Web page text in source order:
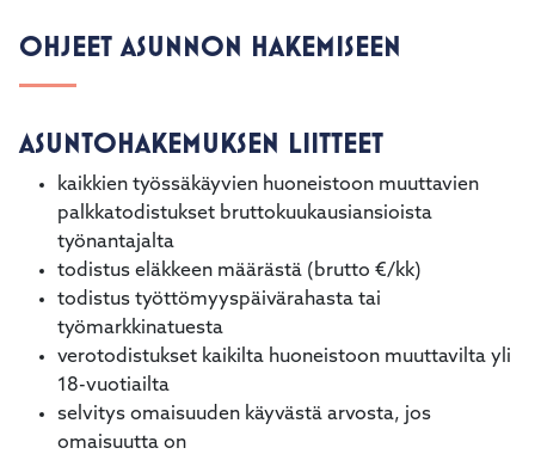
ja
OHJEET ASUNNON HAKEMISEEN
ASUNTOHAKEMUKSEN LIITTEET
kaikkien työssäkäyvien huoneistoon muuttavien
palkkatodistukset bruttokuukausiansioista
työnantajalta
todistus eläkkeen määrästä (brutto €/kk)
todistus työttömyyspäivärahasta tai
työmarkkinatuesta
verotodistukset kaikilta huoneistoon muuttavilta yli
18-vuotiailta
selvitys omaisuuden käyvästä arvosta, jos
omaisuutta on